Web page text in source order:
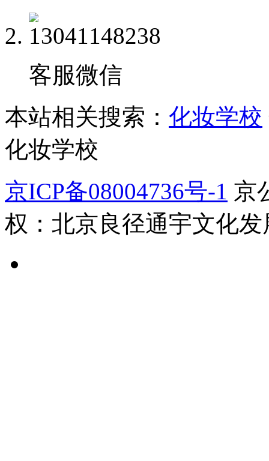
客服微信
本站相关搜索： 化妆学校
化妆学校
京ICP备08004736号-1 京
权：北京良径通宇文化发